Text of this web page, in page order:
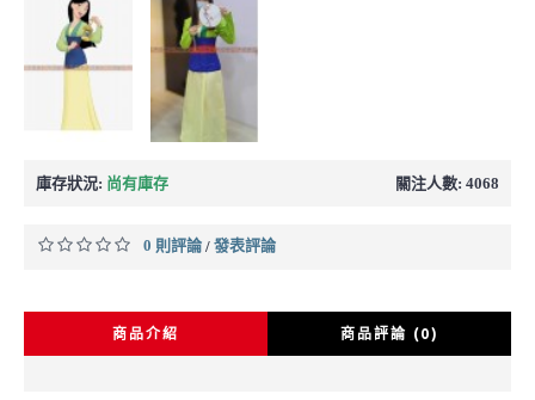
關注人數: 4068
庫存狀況: 尚有庫存
0 則評論 / 發表評論
商品介紹 商品評論 (0)